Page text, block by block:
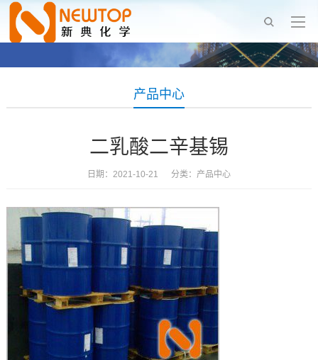
产品中心
二乳酸二辛基锡
日期：2021-10-21 分类： 产品中心